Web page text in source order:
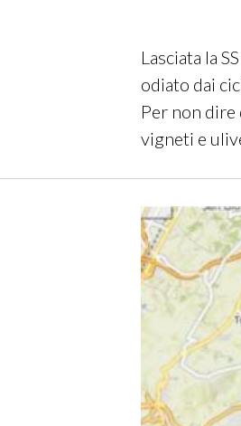
Lasciata la
odiato dai
Per non dire
vigneti e